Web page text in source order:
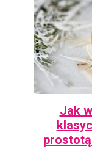
Jak